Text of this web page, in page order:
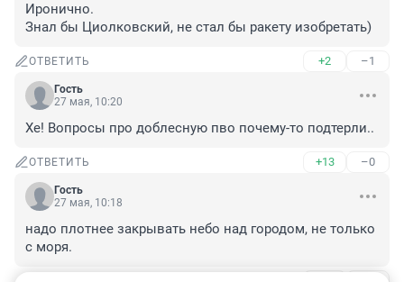
Иронично.
Знал бы Циолковский, не стал бы ракету изобретать)
ОТВЕТИТЬ +2 –1
Гость
27 мая, 10:20
Хе! Вопросы про доблесную пво почему-то подтерли..
ОТВЕТИТЬ +13 –0
Гость
27 мая, 10:18
надо плотнее закрывать небо над городом, не только
с моря.